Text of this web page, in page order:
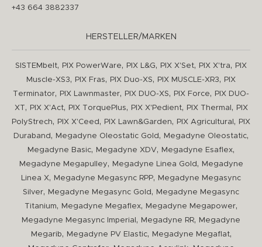
+43 664 3882337
HERSTELLER/MARKEN
SISTEMbelt, PIX PowerWare, PIX L&G, PIX X'Set, PIX X'tra,
PIX
Muscle-XS3, PIX Fras, PIX Duo-XS, PIX MUSCLE-XR3,
PIX
Terminator, PIX Lawnmaster, PIX DUO-XS, PIX Force,
PIX DUO-
XT, PIX X'Act, PIX TorquePlus, PIX X'Pedient, PIX Thermal ,
PIX
PolyStrech, PIX X'Ceed , PIX Lawn&Garden, PIX Agricultural ,
PIX
Duraband , Megadyne Oleostatic Gold , Megadyne Oleostatic,
Megadyne Basic, Megadyne XDV, Megadyne Esaflex,
Megadyne Megapulley, Megadyne Linea Gold ,
Megadyne
Linea X, Megadyne Megasync RPP,
Megadyne Megasync
Silver, Megadyne Megasync Gold ,
Megadyne Megasync
Titanium, Megadyne Megaflex, Megadyne Megapower,
Megadyne Megasync Imperial , Megadyne RR,
Megadyne
Megarib, Megadyne PV Elastic, Megadyne Megaflat,